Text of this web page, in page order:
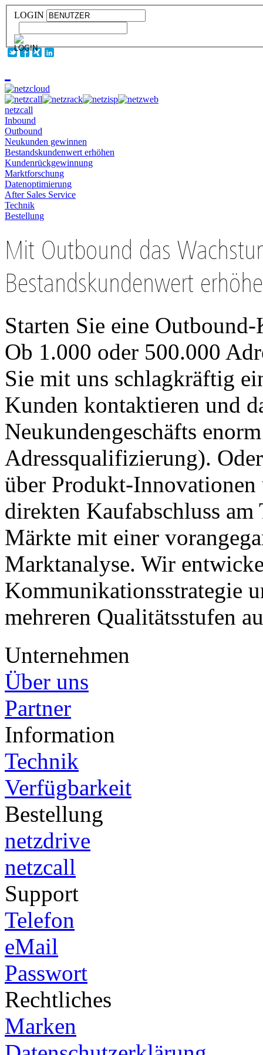
LOGIN
netzcall
Inbound
Outbound
Neukunden gewinnen
Bestandskundenwert erhöhen
Kundenrückgewinnung
Marktforschung
Datenoptimierung
After Sales Service
Technik
Bestellung
Mit Outbound das
Bestandskundenwert
Starten Sie eine
Ob 1.000 oder 500.000
Sie mit uns schlagkräftig
Kunden kontaktieren und
Neukundengeschäfts
Adressqualifizierung).
über Produkt-
direkten Kaufabschluss
Märkte mit einer
Marktanalyse. Wir
Kommunikationsstrategie
mehreren Qualitätsstufen
Unternehmen
Über uns
Partner
Information
Technik
Verfügbarkeit
Bestellung
netzdrive
netzcall
Support
Telefon
eMail
Passwort
Rechtliches
Marken